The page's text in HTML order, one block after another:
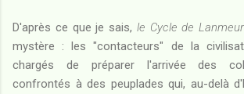
D'après ce que je sais, le Cycle de Lanmeur
mystère : les "contacteurs" de la
chargés de préparer l'arrivée des
confrontés à des peuplades qui, au-delà